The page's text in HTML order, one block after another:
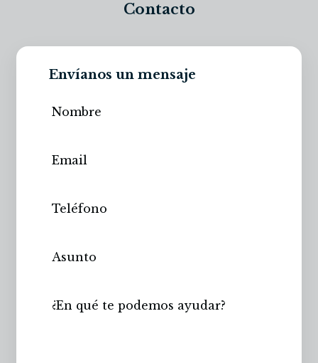
Contacto
Envíanos un mensaje